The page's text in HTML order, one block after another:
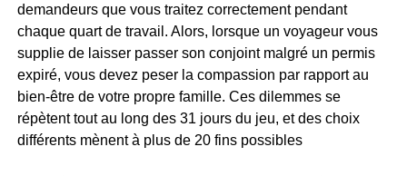
demandeurs que vous traitez correctement pendant
chaque quart de travail. Alors, lorsque un voyageur vous
supplie de laisser passer son conjoint malgré un permis
expiré, vous devez peser la compassion par rapport au
bien-être de votre propre famille. Ces dilemmes se
répètent tout au long des 31 jours du jeu, et des choix
différents mènent à plus de 20 fins possibles